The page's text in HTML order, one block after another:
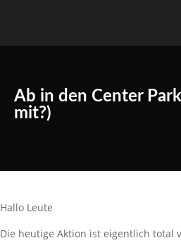
Ab in den Center
mit?)
Hallo Leute
Die heutige Aktion ist eigentlich total